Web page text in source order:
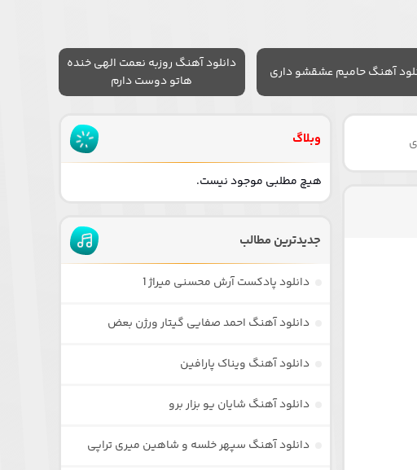
آهنگ حامیم عشقشو داری
دانلود آهنگ روزبه نعمت الهی خنده
هاتو دوست دارم
وبلاگ
هیچ مطلبی موجود نیست.
جدیدترین مطالب
دانلود پادکست آرش محسنی میراژ 1
دانلود آهنگ احمد صفایی گیتار ورژن بعض
دانلود آهنگ ویناک پارافین
دانلود آهنگ شایان یو بزار برو
دانلود آهنگ سپهر خلسه و شاهین میری تراپی